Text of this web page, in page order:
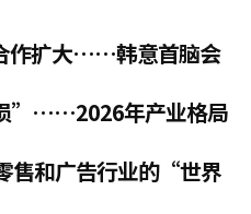
作扩大……韩意首脑会
”……2026年产业格局
和广告行业的“世界